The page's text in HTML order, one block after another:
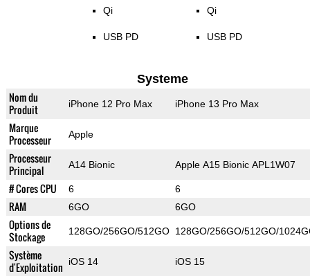
Qi
USB PD
Qi
USB PD
Systeme
Nom du
Produit
iPhone 12 Pro Max iPhone 13 Pro Max
Marque
Processeur
Apple
Processeur
Principal
A14 Bionic Apple A15 Bionic APL1W07
# Cores CPU 6 6
RAM 6GO 6GO
Options de
Stockage
128GO/256GO/512GO 128GO/256GO/512GO/
Système
d'Exploitation
iOS 14 iOS 15